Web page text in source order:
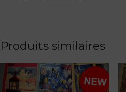
Produits similaires